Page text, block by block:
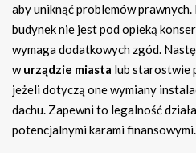
aby uniknąć problemów
budynek nie jest pod opieką
wymaga dodatkowych zgód.
wurządzie miasta lub starostwie
jeżeli dotyczą one wymiany
dachu. Zapewni to legalność
potencjalnymi karami finansowymi.